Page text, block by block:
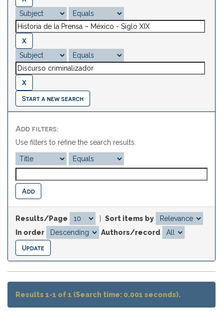
Start a new search
Add filters:
Use filters to refine the search results.
Results/Page
Sort items by
In order
Authors/record
Results 1-1 of 1 (Search time: 0.001 seconds).